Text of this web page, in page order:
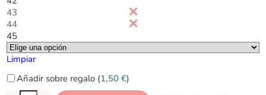
43
44
45
Limpiar
Añadir sobre regalo (1,50 €)